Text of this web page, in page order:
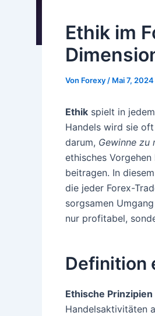
Ethik im
Von Forexy/ Mai 7, 2024
Ethik spielt in
Handels wird sie
darum, Gewinne zu
ethisches
beitragen. In
die jeder Forex-
sorgsamen
nur profitabel,
Definition
Ethische Prinzipien
Handelsaktivitäten